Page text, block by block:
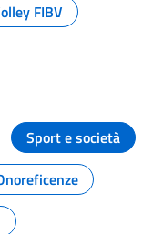
FIBV
Sport e società